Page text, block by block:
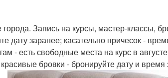
Запись на курсы, мастер-классы,
дату заранее; касательно причесок -
- есть свободные места на курс в
бровки - бронируйте дату и время